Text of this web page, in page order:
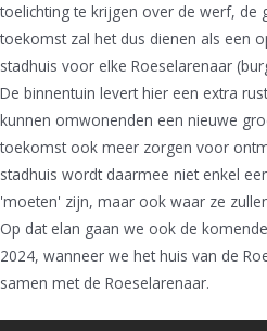
toelichting te krijgen over de werf, de
toekomst zal het dus dienen als een
stadhuis voor elke Roeselarenaar
De binnentuin levert hier een extra
kunnen omwonenden een nieuwe
toekomst ook meer zorgen voor
stadhuis wordt daarmee niet enkel
'moeten' zijn, maar ook waar ze
Op dat elan gaan we ook de
2024, wanneer we het huis van de
samen met de Roeselarenaar.